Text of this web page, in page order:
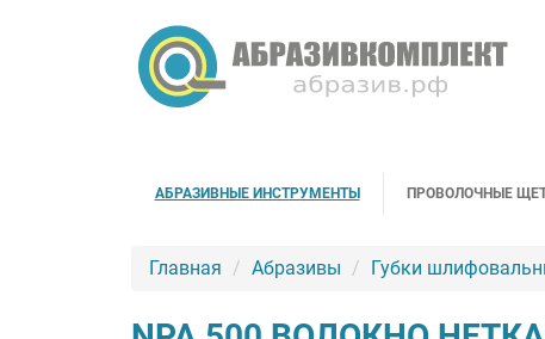
АБРАЗИВНЫЕ ИНСТРУМЕНТЫ ПРОВОЛОЧНЫЕ
Главная Абразивы Губки